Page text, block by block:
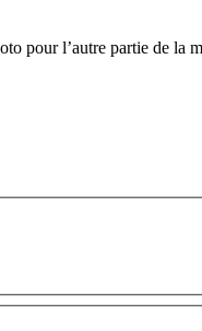
pour l’autre partie de